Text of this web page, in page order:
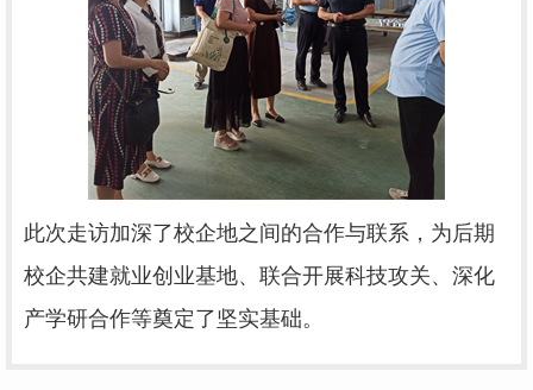
此次走访加深了校企地之间的合作与联系，为后期
校企共建就业创业基地、联合开展科技攻关、深化
产学研合作等奠定了坚实基础。